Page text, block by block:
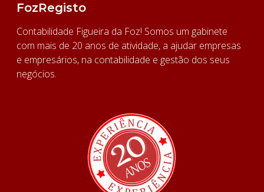
FozRegisto
Contabilidade Figueira da Foz! Somos um gabinete
com mais de 20 anos de atividade, a ajudar empresas
e empresários, na contabilidade e gestão dos seus
negócios.